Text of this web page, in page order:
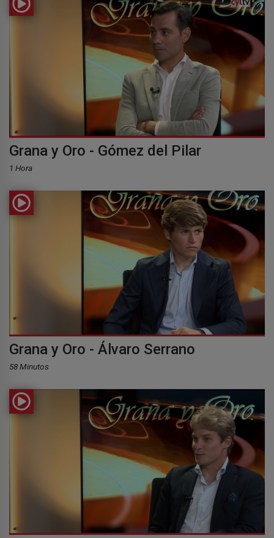
Grana y Oro - Gómez del Pilar
1 Hora
Grana y Oro - Álvaro Serrano
58 Minutos